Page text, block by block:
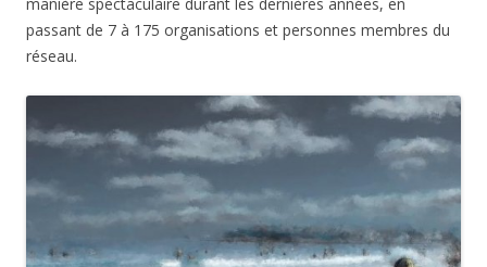
passant de 7 à 175 organisations et personnes membres du
réseau.